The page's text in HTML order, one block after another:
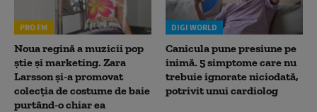
PRO FM
Noua regină a muzicii pop
știe și marketing. Zara
Larsson și-a promovat
colecția de costume de baie
purtând-o chiar ea
DIGI WORLD
Canicula pune presiune pe
inimă. 5 simptome care nu
trebuie ignorate niciodată,
potrivit unui cardiolog